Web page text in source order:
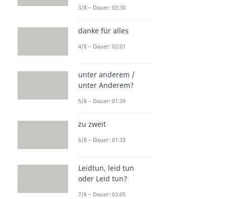
3/8 – Dauer: 03:30
danke für alles
4/8 – Dauer: 02:01
unter anderem /
unter Anderem?
5/8 – Dauer: 01:39
zu zweit
6/8 – Dauer: 01:33
Leidtun, leid tun
oder Leid tun?
7/8 – Dauer: 03:05